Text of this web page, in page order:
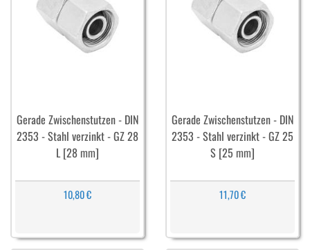
Gerade Zwischenstutzen - DIN
2353 - Stahl verzinkt - GZ 28
L [28 mm]
10,80 €
Gerade Zwischenstutzen - DIN
2353 - Stahl verzinkt - GZ 25
S [25 mm]
11,70 €